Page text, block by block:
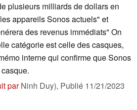
plusieurs milliards de dollars en
appareils Sonos actuels" et
des revenus immédiats" On
catégorie est celle des casques,
interne qui confirme que Sonos
parNinh Duy), Publié 11/21/2023